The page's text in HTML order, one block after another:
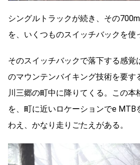
シングルトラックが続き、その
を、いくつものスイッチバックを使
そのスイッチバックで落下する感覚
のマウンテンバイキング技術を要す
川三郷の町中に降りてくる。この本
を、町に近いロケーションでe MTB
わえ、かなり走りごたえがある。